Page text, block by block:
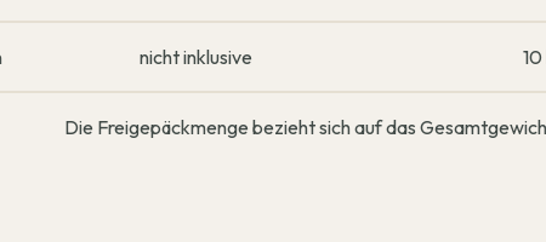
nicht inklusive
Die Freigepäckmenge bezieht sich auf das